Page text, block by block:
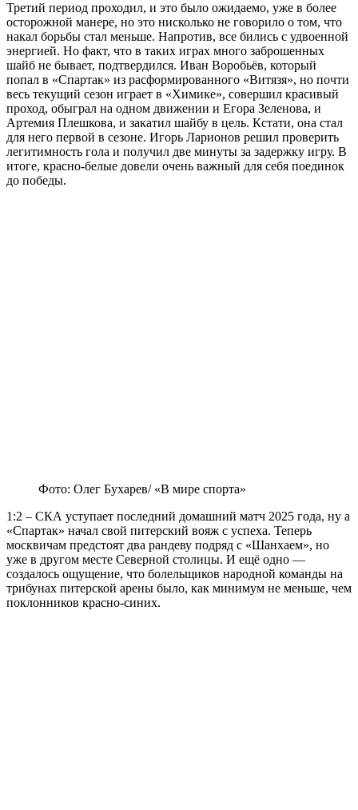
Третий период проходил, и это было ожидаемо, уже в более
осторожной манере, но это нисколько не говорило о том, что
накал борьбы стал меньше. Напротив, все бились с удвоенной
энергией. Но факт, что в таких играх много заброшенных
шайб не бывает, подтвердился. Иван Воробьёв, который
попал в «Спартак» из расформированного «Витязя», но почти
весь текущий сезон играет в «Химике», совершил красивый
проход, обыграл на одном движении и Егора Зеленова, и
Артемия Плешкова, и закатил шайбу в цель. Кстати, она стал
для него первой в сезоне. Игорь Ларионов решил проверить
легитимность гола и получил две минуты за задержку игру. В
итоге, красно-белые довели очень важный для себя поединок
до победы.
Фото: Олег Бухарев/ «В мире спорта»
1:2 – СКА уступает последний домашний матч 2025 года, ну а
«Спартак» начал свой питерский вояж с успеха. Теперь
москвичам предстоят два рандеву подряд с «Шанхаем», но
уже в другом месте Северной столицы. И ещё одно —
создалось ощущение, что болельщиков народной команды на
трибунах питерской арены было, как минимум не меньше, чем
поклонников красно-синих.